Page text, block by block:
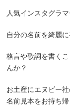
人気インスタグラ
自分の名前を綺麗
格言や歌詞を書く
んか？
お土産にエヌビー
名前見本をお持ち帰